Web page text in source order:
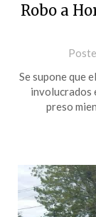
Robo a
Se supone que
involucrados
preso